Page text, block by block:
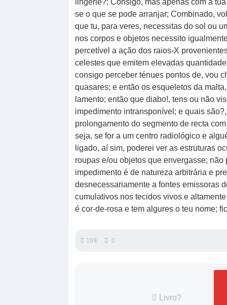
lingerie?; Consigo, mas apenas com a
se o que se pode arranjar; Combinado,
que tu, para veres, necessitas do sol ou
nos corpos e objetos necessito
percetível a ação dos raios-X
celestes que emitem elevadas
consigo perceber ténues pontos de, vou
quasares; e então os esqueletos da
lamento; então que diabo!, tens ou não
impedimento intransponível; e quais
prolongamento do segmento de recta
seja, se for a um centro radiológico e
ligado, aí sim, poderei ver as estruturas
roupas e/ou objetos que envergasse;
impedimento é de natureza arbitrária e
desnecessariamente a fontes emissoras
cumulativos nos tecidos vivos e
é cor-de-rosa e tem algures o teu nome;
169 0
Livro?